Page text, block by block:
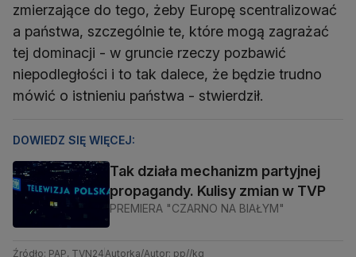
zmierzające do tego, żeby Europę scentralizować
a państwa, szczególnie te, które mogą zagrażać
tej dominacji - w gruncie rzeczy pozbawić
niepodległości i to tak dalece, że będzie trudno
mówić o istnieniu państwa - stwierdził.
DOWIEDZ SIĘ WIĘCEJ:
Tak działa mechanizm partyjnej
propagandy. Kulisy zmian w TVP
PREMIERA "CZARNO NA BIAŁYM"
Źródło: PAP, TVN24Autorka/Autor: pp//kg